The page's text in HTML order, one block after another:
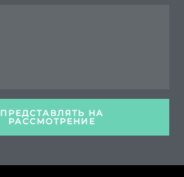
ПРЕДСТАВЛЯТЬ НА
РАССМОТРЕНИЕ